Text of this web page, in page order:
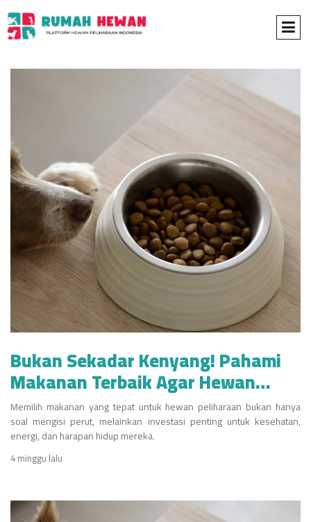
Bukan Sekadar Kenyang! Pahami
Makanan Terbaik Agar Hewan
Peliharaanmu Selalu Enerjik dan
Berumur Panjang
Memilih makanan yang tepat untuk hewan peliharaan bukan hanya
soal mengisi perut, melainkan investasi penting untuk kesehatan,
energi, dan harapan hidup mereka.
4 minggu lalu